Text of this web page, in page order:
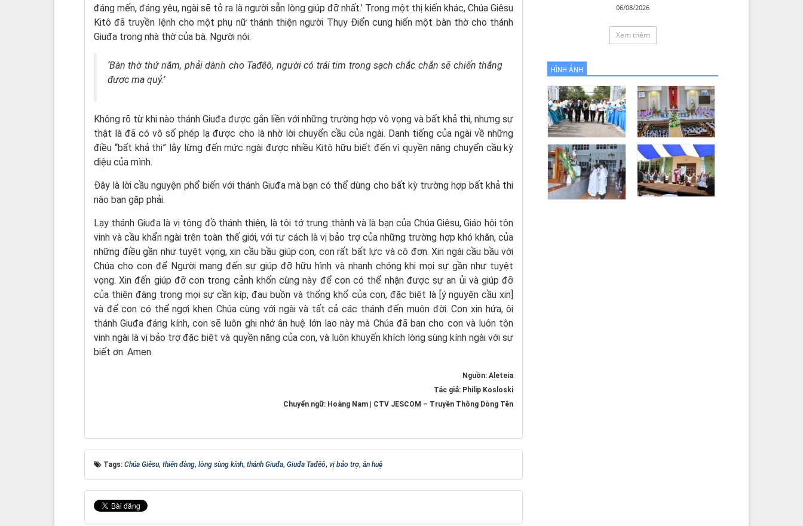
đáng mến, đáng yêu, ngài sẽ tỏ ra là người sẵn lòng giúp đỡ nhất.’ Trong một thị kiến ​​khác, Chúa Giêsu
Kitô đã truyền lệnh cho một phụ nữ thánh thiện người Thụy Điển cung hiến một bàn thờ cho thánh
Giuđa trong nhà thờ của bà. Người nói:
‘Bàn thờ thứ năm, phải dành cho Tađêô, người có trái tim trong sạch chắc chắn sẽ chiến thắng
được ma quỷ.’
Không rõ từ khi nào thánh Giuđa được gắn liền với những trường hợp vô vọng và bất khả thi, nhưng sự
thật là đã có vô số phép lạ được cho là nhờ lời chuyển cầu của ngài. Danh tiếng của ngài về những
điều “bất khả thi” lẫy lừng đến mức ngài được nhiều Kitô hữu biết đến vì quyền năng chuyển cầu kỳ
diệu của mình.
Đây là lời cầu nguyện phổ biến với thánh Giuđa mà bạn có thể dùng cho bất kỳ trường hợp bất khả thi
nào bạn gặp phải.
Lạy thánh Giuđa là vị tông đồ thánh thiện, là tôi tớ trung thành và là bạn của Chúa Giêsu, Giáo hội tôn
vinh và cầu khẩn ngài trên toàn thế giới, với tư cách là vị bảo trợ của những trường hợp khó khăn, của
những điều gần như tuyệt vọng, xin cầu bầu giúp con, con rất bất lực và cô đơn. Xin ngài cầu bầu với
Chúa cho con để Người mang đến sự giúp đỡ hữu hình và nhanh chóng khi mọi sự gần như tuyệt
vọng. Xin đến giúp đỡ con trong cảnh khốn cùng này để con có thể nhận được sự an ủi và giúp đỡ
của thiên đàng trong mọi sự cần kíp, đau buồn và thống khổ của con, đặc biệt là [ý nguyện cầu xin]
và để con có thể ngợi khen Chúa cùng với ngài và tất cả các thánh đến muôn đời. Con xin hứa, ôi
thánh Giuđa đáng kính, con sẽ luôn ghi nhớ ân huệ lớn lao này mà Chúa đã ban cho con và luôn tôn
vinh ngài là vị bảo trợ đặc biệt và quyền năng của con, và luôn khuyến khích lòng sùng kính ngài với sự
biết ơn. Amen.
Nguồn: Aleteia
Tác giả: Philip Kosloski
Chuyển ngữ: Hoàng Nam | CTV JESCOM – Truyền Thông Dòng Tên
Tags: Chúa Giêsu, thiên đàng, lòng sùng kính, thánh Giuđa, Giuđa Tađêô, vị bảo trợ, ân huệ
06/08/2026
Xem thêm
HÌNH ẢNH